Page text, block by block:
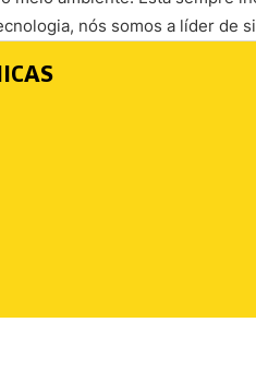
nós somos a líder de